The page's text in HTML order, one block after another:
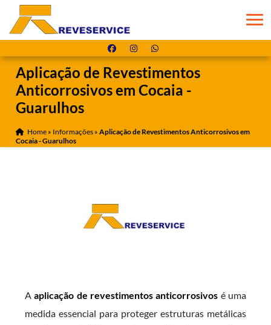
Aplicação de Revestimentos
Anticorrosivos em Cocaia -
Guarulhos
Home » Informações »Aplicação de Revestimentos Anticorrosivos em
Cocaia - Guarulhos
Aaplicação de revestimentos anticorrosivos é uma
medida essencial para proteger estruturas metálicas